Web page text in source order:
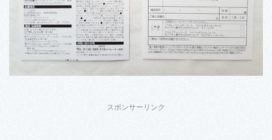
スポンサーリンク